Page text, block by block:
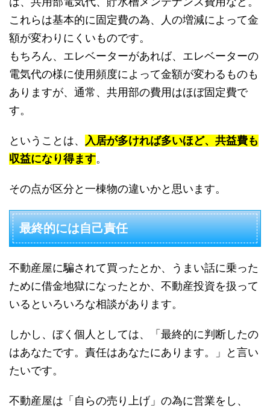
これらは基本的に固定費の為、人の増減によって金
額が変わりにくいものです。
もちろん、エレベーターがあれば、エレベーターの
電気代の様に使用頻度によって金額が変わるものも
ありますが、通常、共用部の費用はほぼ固定費で
す。
ということは、 入居が多ければ多いほど、共益費も
収益になり得ます。
その点が区分と一棟物の違いかと思います。
最終的には自己責任
不動産屋に騙されて買ったとか、うまい話に乗った
ために借金地獄になったとか、不動産投資を扱って
いるといろいろな相談があります。
しかし、ぼく個人としては、「最終的に判断したの
はあなたです。責任はあなたにあります。」と言い
たいです。
不動産屋は「自らの売り上げ」の為に営業をし、